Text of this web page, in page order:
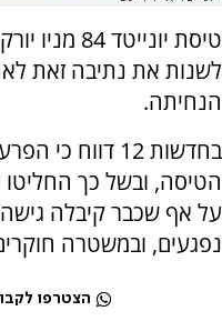
טיסת
לשנות את נתיבה זאת
הנחיתה.
בחדשות 12 דווח
הטיסה, ובשל כך
על אף שכבר קיבלה גישה
נפגעים, ובמשטרה
הצטרפו